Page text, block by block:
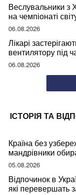
Веслувальники з
на чемпіонаті
06.08.2026
Лікарі
вентилятору під
ваше здоров’я
06.08.2026
ІСТОРІЯ ТА
Країна без
мандрівники
05.08.2026
Відпочинок в
які перевершать